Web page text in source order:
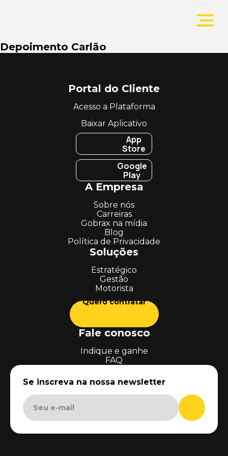
Depoimento Carlão
Portal do Cliente
Acesso a Plataforma
Baixar Aplicativo
App
Store
Google
Play
A Empresa
Sobre nós
Carreiras
Gobrax na mídia
Blog
Política de Privacidade
Soluções
Estratégico
Gestão
Motorista
Quero contratar
Fale conosco
Indique e ganhe
FAQ
Se inscreva na nossa newsletter